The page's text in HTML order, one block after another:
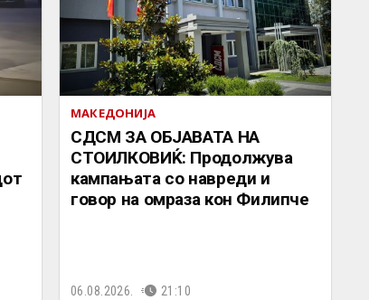
МАКЕДОНИЈА
СДСМ ЗА ОБЈАВАТА НА
СТОИЛКОВИЌ: Продолжува
кампањата со навреди и
говор на омраза кон Филипче
06.08.2026. 21:10